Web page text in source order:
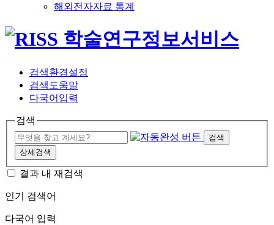
해외전자자료 통계
검색환경설정
검색도움말
다국어입력
검색
검색
상세검색
결과 내 재검색
인기 검색어
다국어 입력